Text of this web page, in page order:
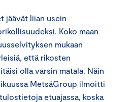
jäävät liian usein
Koko maan
mukaan
että rikosten
olla varsin matala. Näin
MetsäGroup ilmoitti
etuajassa, koska